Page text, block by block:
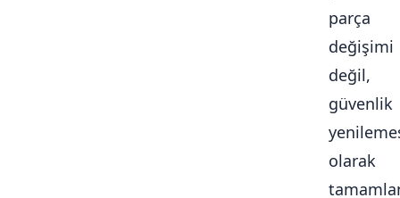
parça
değişimi
değil,
güvenlik
olarak